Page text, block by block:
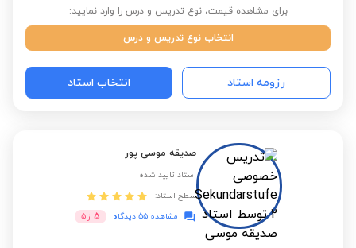
برای مشاهده قیمت، نوع تدریس و درس را وارد نمایید:
انتخاب نوع تدریس و درس
رزومه استاد انتخاب استاد
صدیقه موسی پور
استاد تایید شده
سطح استاد:
مشاهده 55 دیدگاه
5 از 5